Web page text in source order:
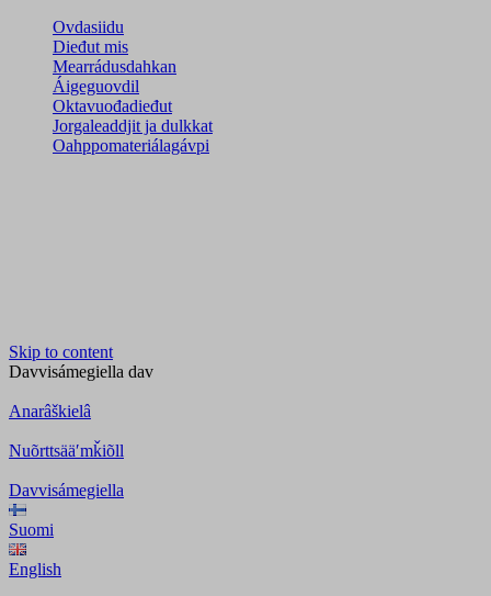
Ovdasiidu
Dieđut mis
Mearrádusdahkan
Áigeguovdil
Oktavuođadieđut
Jorgaleaddjit ja dulkkat
Oahppomateriálagávpi
Skip to content
Davvisámegiella dav
Anarâškielâ
Nuõrttsääʹmǩiõll
Davvisámegiella
Suomi
English